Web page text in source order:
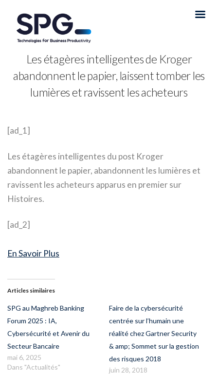
Les étagères intelligentes de Kroger
abandonnent le papier, laissent tomber les
lumières et ravissent les acheteurs
[ad_1]
Les étagères intelligentes du post Kroger
abandonnent le papier, abandonnent les lumières et
ravissent les acheteurs apparus en premier sur
Histoires.
[ad_2]
En Savoir Plus
Articles similaires
SPG au Maghreb Banking
Forum 2025 : IA,
Cybersécurité et Avenir du
Secteur Bancaire
mai 6, 2025
Dans "Actualités"
Faire de la cybersécurité
centrée sur l’humain une
réalité chez Gartner Security
& amp; Sommet sur la gestion
des risques 2018
juin 28, 2018